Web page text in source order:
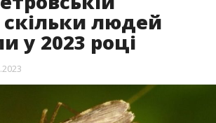
скільки людей
у 2023 році